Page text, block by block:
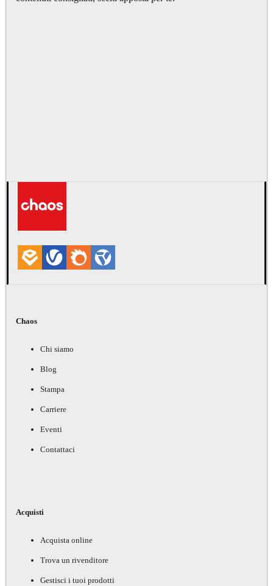
Chaos
Chi siamo
Blog
Stampa
Carriere
Eventi
Contattaci
Acquisti
Acquista online
Trova un rivenditore
Gestisci i tuoi prodotti